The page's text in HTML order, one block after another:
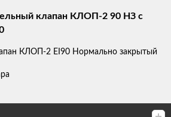
клапан КЛОП-2 90 НЗ с
КЛОП-2 ЕI90 Нормально закрытый